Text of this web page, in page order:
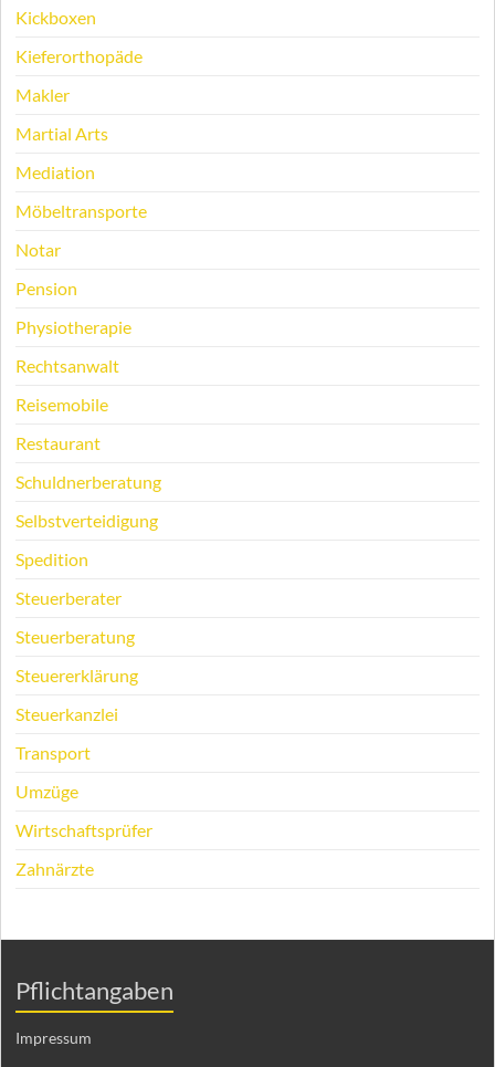
Kickboxen
Kieferorthopäde
Makler
Martial Arts
Mediation
Möbeltransporte
Notar
Pension
Physiotherapie
Rechtsanwalt
Reisemobile
Restaurant
Schuldnerberatung
Selbstverteidigung
Spedition
Steuerberater
Steuerberatung
Steuererklärung
Steuerkanzlei
Transport
Umzüge
Wirtschaftsprüfer
Zahnärzte
Pflichtangaben
Impressum